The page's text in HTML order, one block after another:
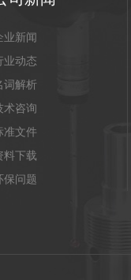
业新闻
业动态
词解析
术咨询
准文件
料下载
保问题